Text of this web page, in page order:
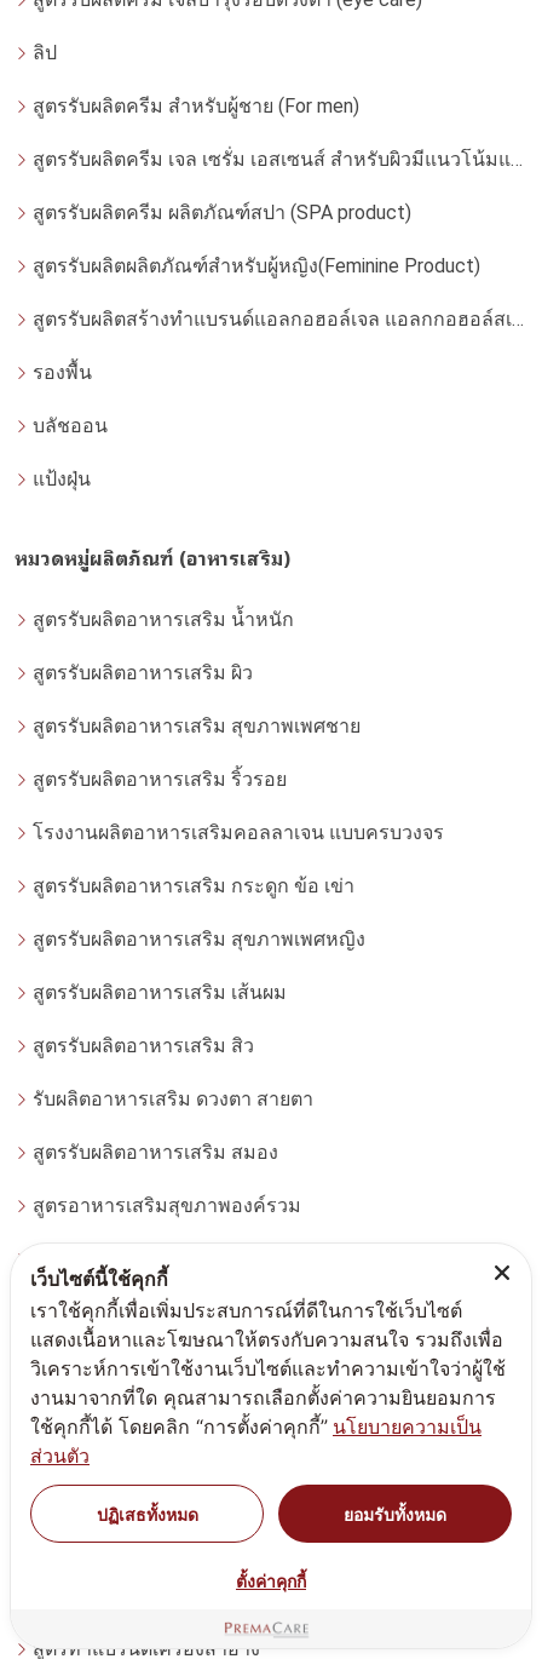
ลิป
สูตรรับผลิตครีม สำหรับผู้ชาย (For men)
สูตรรับผลิตครีม เจล เซรั่ม เอสเซนส์ สำหรับผิวมีแนวโน้มแพ้ง่าย
สูตรรับผลิตครีม ผลิตภัณฑ์สปา (SPA product)
สูตรรับผลิตผลิตภัณฑ์สำหรับผู้หญิง(Feminine Product)
สูตรรับผลิตสร้างทำแบรนด์แอลกอฮอล์เจล แอลกกอฮอล์สเปรย์ ล้างมือ
รองพื้น
บลัชออน
แป้งฝุ่น
หมวดหมู่ผลิตภัณฑ์ (อาหารเสริม)
สูตรรับผลิตอาหารเสริม น้ำหนัก
สูตรรับผลิตอาหารเสริม ผิว
สูตรรับผลิตอาหารเสริม สุขภาพเพศชาย
สูตรรับผลิตอาหารเสริม ริ้วรอย
โรงงานผลิตอาหารเสริมคอลลาเจน แบบครบวงจร
สูตรรับผลิตอาหารเสริม กระดูก ข้อ เข่า
สูตรรับผลิตอาหารเสริม สุขภาพเพศหญิง
สูตรรับผลิตอาหารเสริม เส้นผม
สูตรรับผลิตอาหารเสริม สิว
รับผลิตอาหารเสริม ดวงตา สายตา
สูตรรับผลิตอาหารเสริม สมอง
สูตรอาหารเสริมสุขภาพองค์รวม
ผงวิตามิน
รับผลิตอาหารเสริม สมุนไพร
สูตรผลิตภัณฑ์เพื่อสุขภาพ - Wellness Being
สูตรอาหารเสริม ชงดื่ม น้ำหนัก
ประเภทผลิตภัณฑ์
สูตรทำแบรนด์แอลกอฮอล์
สูตรทำแบรนด์ครีมสกินแคร์
สูตรทำแบรนด์เครื่องสำอาง
เว็บไซต์นี้ใช้คุกกี้
เราใช้คุกกี้เพื่อเพิ่มประสบการณ์ที่ดีในการใช้เว็บไซต์
แสดงเนื้อหาและโฆษณาให้ตรงกับความสนใจ รวมถึงเพื่อ
วิเคราะห์การเข้าใช้งานเว็บไซต์และทำความเข้าใจว่าผู้ใช้
งานมาจากที่ใด คุณสามารถเลือกตั้งค่าความยินยอมการ
ใช้คุกกี้ได้ โดยคลิก “การตั้งค่าคุกกี้” นโยบายความเป็น
ส่วนตัว
ปฏิเสธทั้งหมด ยอมรับทั้งหมด
ตั้งค่าคุกกี้